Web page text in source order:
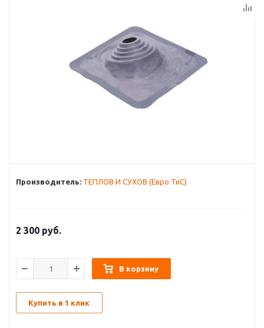
Производитель: ТЕПЛОВ И СУХОВ (Евро ТиС)
2 300 руб.
В корзину
Купить в 1 клик